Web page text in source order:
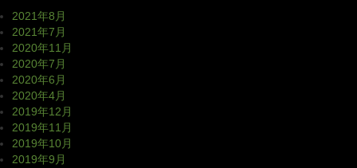
2021年8月
2021年7月
2020年11月
2020年7月
2020年6月
2020年4月
2019年12月
2019年11月
2019年10月
2019年9月